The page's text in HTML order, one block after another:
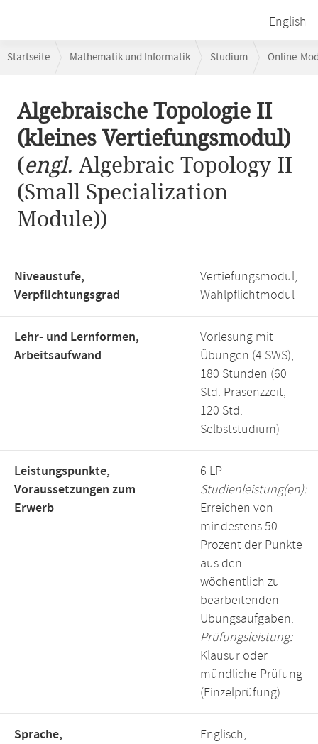
English
Navigation
Startseite Mathematik und Informatik Studium Online-
Algebraische Topologie II
(kleines Vertiefungsmodul)
(engl. Algebraic Topology II
(Small Specialization
Module))
Niveaustufe,
Verpflichtungsgrad
Vertiefungsmodul,
Wahlpflichtmodul
Lehr- und Lernformen,
Arbeitsaufwand
Vorlesung mit
Übungen (4 SWS),
180 Stunden (60
Std. Präsenzzeit,
120 Std.
Selbststudium)
Leistungspunkte,
Voraussetzungen zum
Erwerb
6 LP
Studienleistung(en):
Erreichen von
mindestens 50
Prozent der Punkte
aus den
wöchentlich zu
bearbeitenden
Übungsaufgaben.
Prüfungsleistung:
Klausur oder
mündliche Prüfung
(Einzelprüfung)
Sprache,
Englisch,